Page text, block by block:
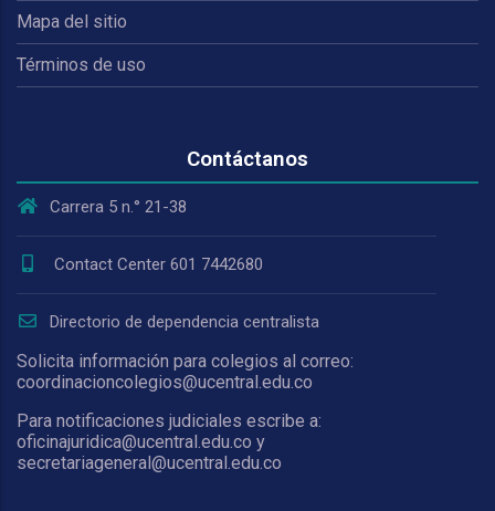
Mapa del sitio
Términos de uso
Contáctanos
Carrera 5 n.° 21-38
Contact Center 601 7442680
Directorio de dependencia centralista
Solicita información para colegios al correo:
coordinacioncolegios@ucentral.edu.co
Para notificaciones judiciales escribe a:
oficinajuridica@ucentral.edu.co y
secretariageneral@ucentral.edu.co